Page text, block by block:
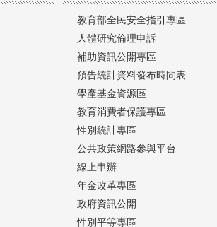
教育部全民安全指引專區
人體研究倫理申訴
補助資訊公開專區
預告統計資料發布時間表
學產基金資源區
教育消費者保護專區
性別統計專區
公共政策網路參與平台
線上申辦
年金改革專區
政府資訊公開
性別平等專區